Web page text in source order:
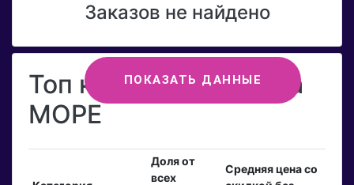
ПОКАЗАТЬ ДАННЫЕ
Заказов не найдено
Топ категорий бренда
МОРЕ
Доля от
всех
Средняя цена со